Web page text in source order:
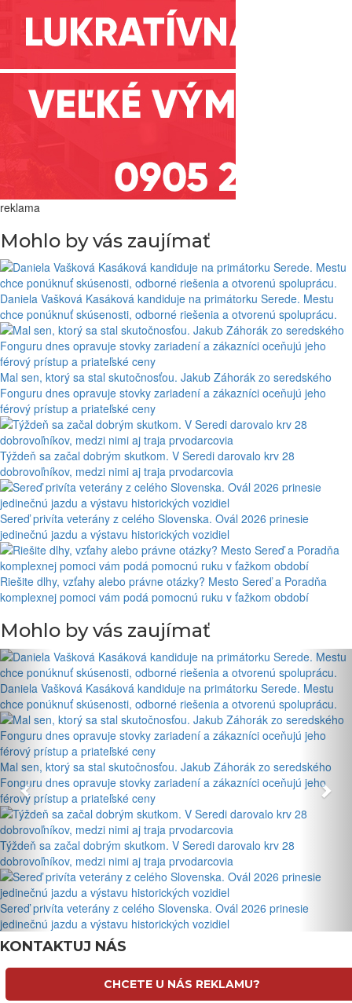
reklama
Mohlo by vás zaujímať
Daniela Vašková Kasáková kandiduje na primátorku Serede. Mestu
chce ponúknuť skúsenosti, odborné riešenia a otvorenú spoluprácu.
Mal sen, ktorý sa stal skutočnosťou. Jakub Záhorák zo seredského
Fonguru dnes opravuje stovky zariadení a zákazníci oceňujú jeho
férový prístup a priateľské ceny
Týždeň sa začal dobrým skutkom. V Seredi darovalo krv 28
dobrovoľníkov, medzi nimi aj traja prvodarcovia
Sereď privíta veterány z celého Slovenska. Ovál 2026 prinesie
jedinečnú jazdu a výstavu historických vozidiel
Riešite dlhy, vzťahy alebo právne otázky? Mesto Sereď a Poradňa
komplexnej pomoci vám podá pomocnú ruku v ťažkom období
Mohlo by vás zaujímať
Daniela Vašková Kasáková kandiduje na primátorku Serede. Mestu
chce ponúknuť skúsenosti, odborné riešenia a otvorenú spoluprácu.
Mal sen, ktorý sa stal skutočnosťou. Jakub Záhorák zo seredského
Fonguru dnes opravuje stovky zariadení a zákazníci oceňujú jeho
férový prístup a priateľské ceny
Týždeň sa začal dobrým skutkom. V Seredi darovalo krv 28
dobrovoľníkov, medzi nimi aj traja prvodarcovia
Sereď privíta veterány z celého Slovenska. Ovál 2026 prinesie
jedinečnú jazdu a výstavu historických vozidiel
KONTAKTUJ NÁS
CHCETE U NÁS REKLAMU?